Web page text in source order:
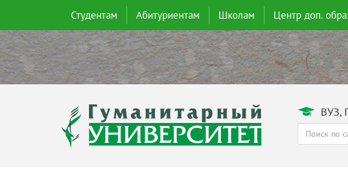
Студентам Абитуриентам Школам Центр доп.
ВУЗ,